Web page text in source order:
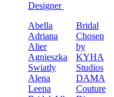
Designer
Abella
Adriana
Alier
Agnieszka
Swiatly
Alena
Leena
Bridal
Chosen
by
KYHA
Studios
DAMA
Couture